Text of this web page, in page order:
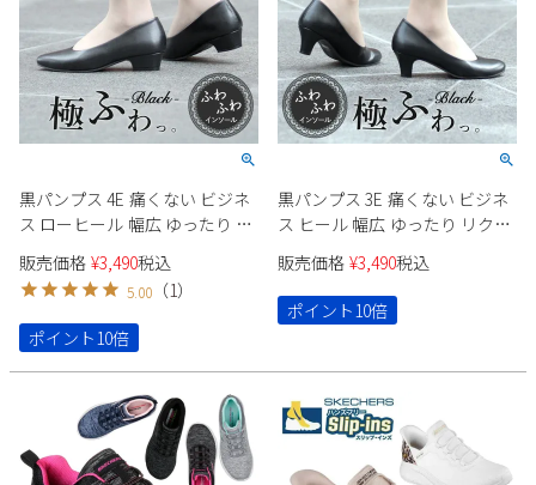
黒パンプス 4E 痛くない ビジネ
ス ローヒール 幅広 ゆったり リ
クルート フォーマル ストラッ
プ オフィス 仕事 靴 レディース
極ふわっ 19141 19165 Parade
販売価格 ¥3,490税込
5.00 （1）
ポイント10倍
黒パンプス 3E 痛くない ビジネ
ス ヒール 幅広 ゆったり リクル
ート フォーマル ストラップ オ
フィス 仕事 靴 レディース 極ふ
わっ 19143 19164 Parade
販売価格 ¥3,490税込
ポイント10倍